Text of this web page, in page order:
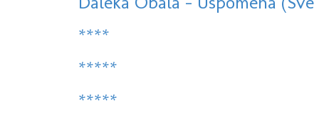
****
*****
*****